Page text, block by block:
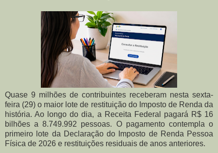
Quase 9 milhões de contribuintes receberam nesta sexta-
feira (29) o maior lote de restituição do Imposto de Renda da
história. Ao longo do dia, a Receita Federal pagará R$ 16
bilhões a 8.749.992 pessoas. O pagamento contempla o
primeiro lote da Declaração do Imposto de Renda Pessoa
Física de 2026 e restituições residuais de anos anteriores.